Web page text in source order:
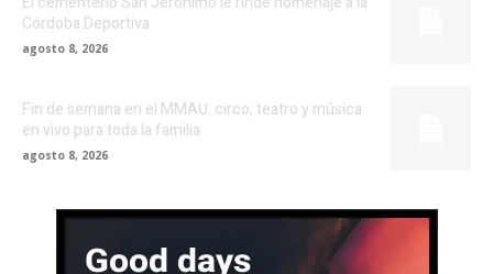
Córdoba Deportiva
agosto 8, 2026
Fin de semana en el MMAU: circo, teatro y música
en vivo para toda la familia
agosto 8, 2026